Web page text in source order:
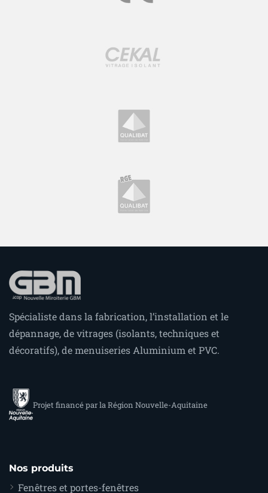
Spécialiste dans la fabrication, l’installation et le
dépannage, de vitrages (isolants, techniques et
décoratifs), de menuiseries Aluminium et PVC.
Projet financé par la Région Nouvelle-Aquitaine
Nos produits
Fenêtres et portes-fenêtres